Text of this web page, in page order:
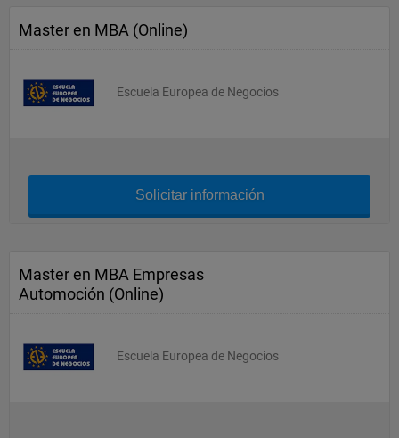
Master en MBA (Online)
Escuela Europea de Negocios
Solicitar información
Master en MBA Empresas
Automoción (Online)
Escuela Europea de Negocios